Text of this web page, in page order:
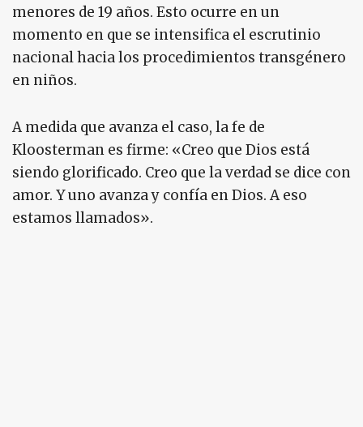
menores de 19 años. Esto ocurre en un
momento en que se intensifica el escrutinio
nacional hacia los procedimientos transgénero
en niños.
A medida que avanza el caso, la fe de
Kloosterman es firme: «Creo que Dios está
siendo glorificado. Creo que la verdad se dice con
amor. Y uno avanza y confía en Dios. A eso
estamos llamados».